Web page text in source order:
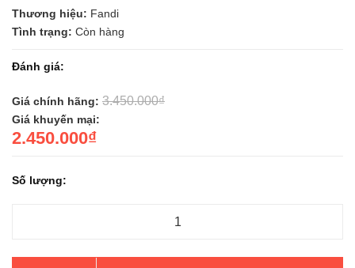
Thương hiệu: Fandi
Tình trạng: Còn hàng
Đánh giá:
Giá chính hãng: 3.450.000₫
Giá khuyến mại:
2.450.000₫
Số lượng: